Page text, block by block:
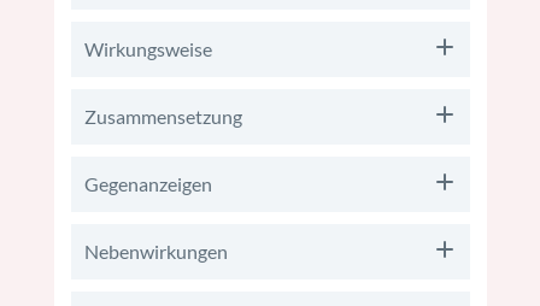
Wirkungsweise
Zusammensetzung
Gegenanzeigen
Nebenwirkungen